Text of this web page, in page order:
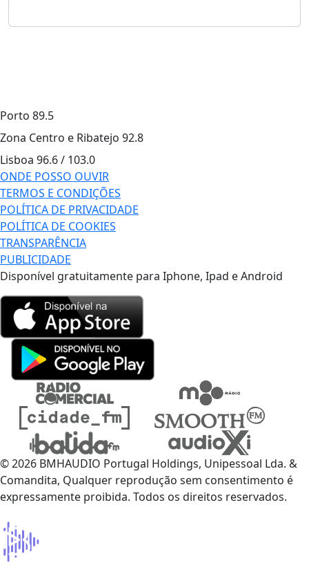
Porto 89.5
Zona Centro e Ribatejo 92.8
Lisboa 96.6 / 103.0
ONDE POSSO OUVIR
TERMOS E CONDIÇÕES
POLÍTICA DE PRIVACIDADE
POLÍTICA DE COOKIES
TRANSPARÊNCIA
PUBLICIDADE
Disponível gratuitamente para Iphone, Ipad e Android
© 2026 BMHAUDIO Portugal Holdings, Unipessoal Lda. &
Comandita, Qualquer reprodução sem consentimento é
expressamente proibida. Todos os direitos reservados.